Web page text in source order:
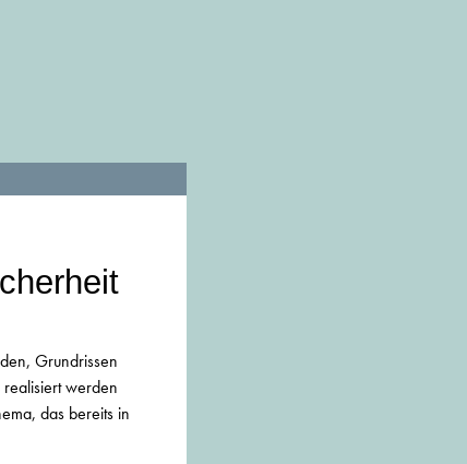
Grundrissen
realisiert werden
das bereits in